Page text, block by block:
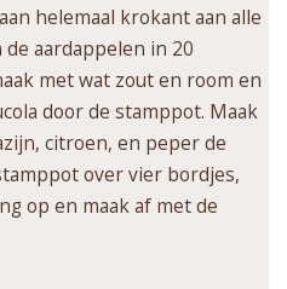
helemaal krokant aan alle
aardappelen in 20
met wat zout en room en
door de stamppot. Maak
citroen, en peper de
over vier bordjes,
op en maak af met de